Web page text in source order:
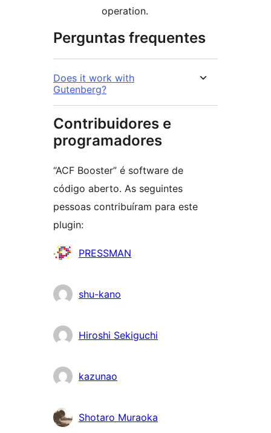
operation.
Perguntas frequentes
Does it work with
Gutenberg?
Contribuidores e
programadores
“ACF Booster” é software de
código aberto. As seguintes
pessoas contribuíram para este
plugin:
Contribuidores
PRESSMAN
shu-kano
Hiroshi Sekiguchi
kazunao
Shotaro Muraoka